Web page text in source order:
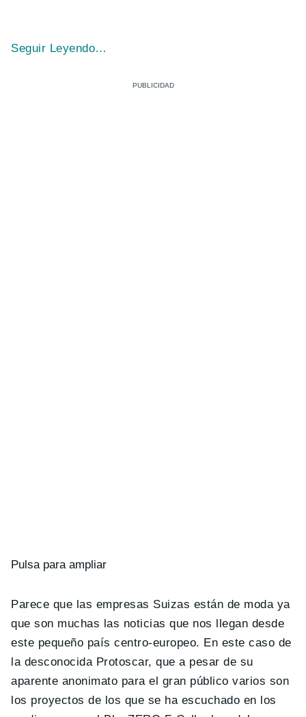
Seguir Leyendo…
Pulsa para ampliar
Parece que las empresas Suizas están de moda ya
que son muchas las noticias que nos llegan desde
este pequeño país centro-europeo. En este caso de
la desconocida Protoscar, que a pesar de su
aparente anonimato para el gran público varios son
los proyectos de los que se ha escuchado en los